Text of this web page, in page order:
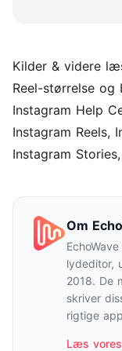
Kilder & videre
Reel-størrelse og
Instagram Help
Instagram Reels,
Instagram Stories
Om
lydeditor,
2018. De
skriver
rigtige
Læs